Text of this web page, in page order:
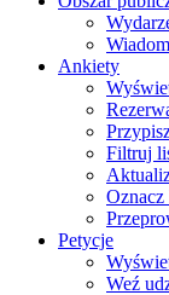
Ankiety
Filtruj
Petycje
Weź